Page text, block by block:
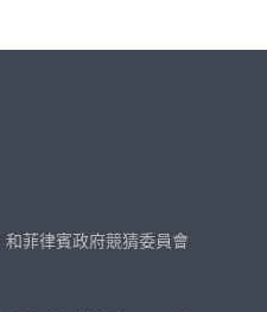
和菲律賓政府競猜委員會